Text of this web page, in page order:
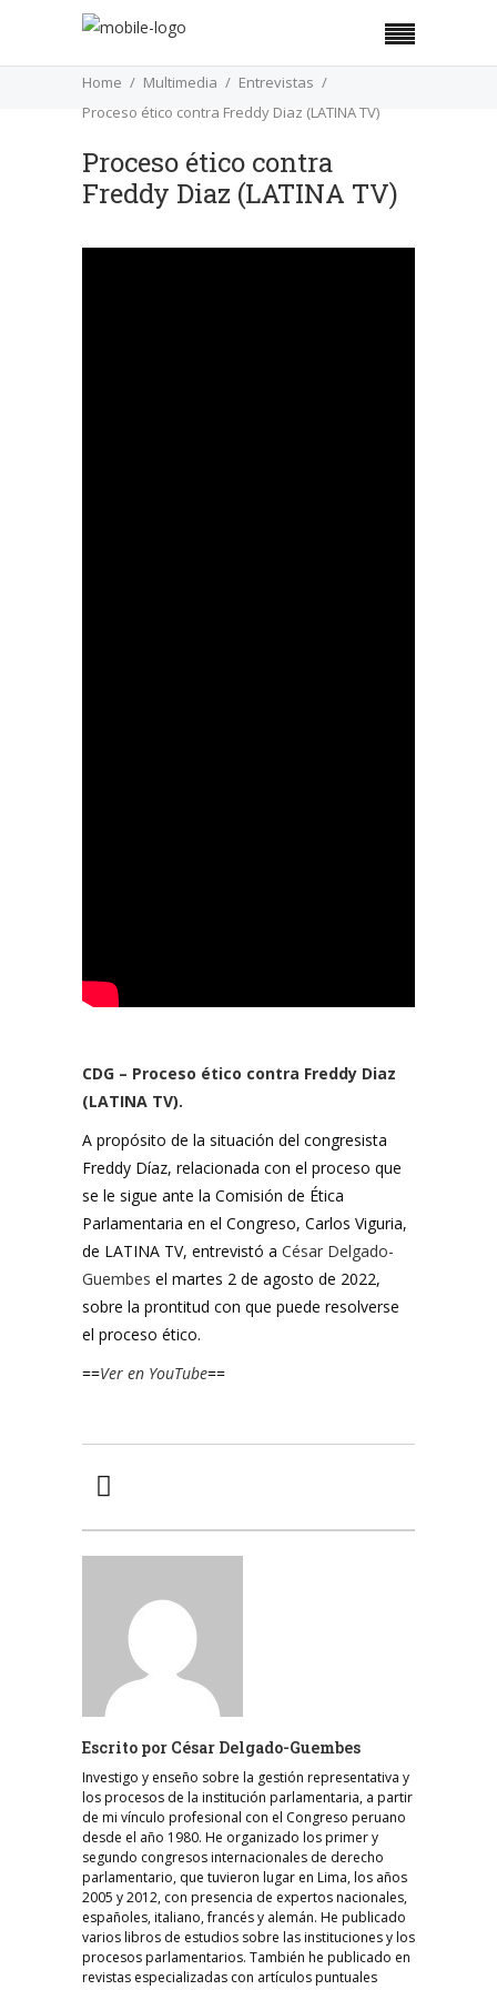
Home Multimedia
Entrevistas
Proceso ético contra Freddy Diaz (LATINA TV)
Proceso ético contra
Freddy Diaz (LATINA TV)
CDG – Proceso ético contra Freddy Diaz
(LATINA TV).
A propósito de la situación del congresista
Freddy Díaz, relacionada con el proceso que
se le sigue ante la Comisión de Ética
Parlamentaria en el Congreso, Carlos Viguria,
de LATINA TV, entrevistó a César Delgado-
Guembes el martes 2 de agosto de 2022,
sobre la prontitud con que puede resolverse
el proceso ético.
==Ver en YouTube==
Escrito por César Delgado-Guembes
Investigo y enseño sobre la gestión representativa y
los procesos de la institución parlamentaria, a partir
de mi vínculo profesional con el Congreso peruano
desde el año 1980. He organizado los primer y
segundo congresos internacionales de derecho
parlamentario, que tuvieron lugar en Lima, los años
2005 y 2012, con presencia de expertos nacionales,
españoles, italiano, francés y alemán. He publicado
varios libros de estudios sobre las instituciones y los
procesos parlamentarios. También he publicado en
revistas especializadas con artículos puntuales